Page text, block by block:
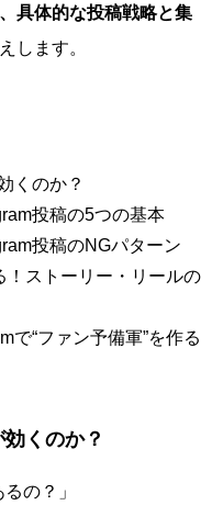
具体的な投稿戦略と集
します。
くのか？
投稿の5つの基本
投稿のNGパターン
！ストーリー・リールの
で“ファン予備軍”を作る
くのか？
の？」